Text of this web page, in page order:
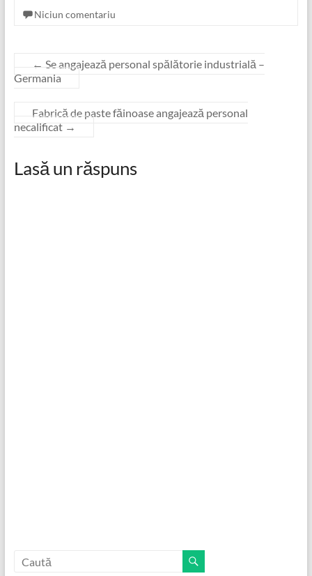
Niciun comentariu
← Se angajează personal spălătorie industrială –
Germania
Fabrică de paste făinoase angajează personal
necalificat →
Lasă un răspuns